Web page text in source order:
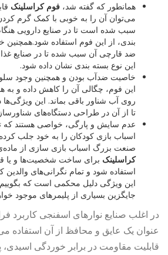
همانطور که گفته شد، فوم کراسلینک
می‌توان آن را به خوبی با کمک گرم
سبب شده است تا در صنایع دارویی
بندی، از این فوم استفاده شود.همچنین
ضد قارچی آن سبب شده تا در صنایع غذا
این نوع بسته بندی نشان داده شود.
خاصیت ضدآب بودن و همچنین وجود
این فوم، چگالی آن را کاهش داده و به
روی آب شناور باقی بماند. این
تا از آن در طراحی دستگاه‌های
عدم سایش و پارگی، خواصی هستند که
اسباب بازی کودکان را به خود جلب
صنعت بزرگ اسباب بازی سازی از ماده‌ی
کراسلینک برای ساخت شخصیت‌ها و یا
استفاده شود و تمام نگرانی‌های والدین
این ویژگی دلیل محکمی است که بگوییم
جایگزین بسیاری از پلیمرهای موجود
در اغلب صنایع نوارهای اسفنجی کاربرد
عنوان یک عایق و محافظ از آن استفاده
قابلیت مقاومت در برابر خوردگی اسیدی،